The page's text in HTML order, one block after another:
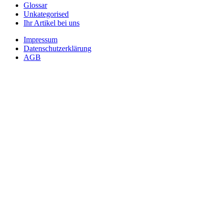
Glossar
Unkategorised
Ihr Artikel bei uns
Impressum
Datenschutzerklärung
AGB